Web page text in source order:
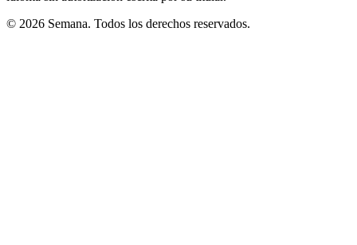
© 2026 Semana. Todos los derechos reservados.